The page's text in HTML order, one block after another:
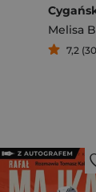
Melisa
7,2